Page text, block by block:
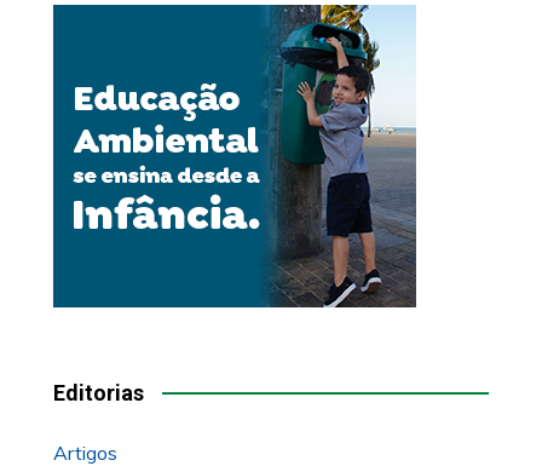
Editorias
Artigos